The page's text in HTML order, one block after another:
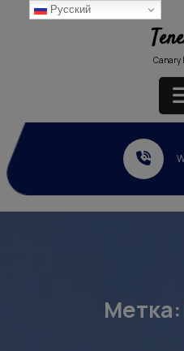
Перейти
Canary
Метка:
Русский